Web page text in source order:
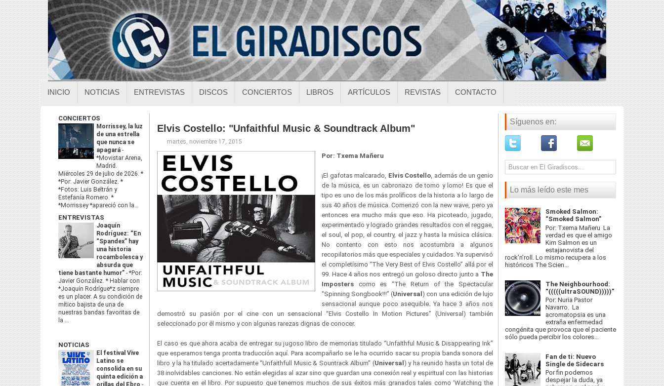
INICIO NOTICIAS ENTREVISTAS DISCOS CONCIERTOS LIBROS ARTÍCULOS REVISTAS CONTACTO
CONCIERTOS
Morrissey, la luz
de una estrella
que nunca se
apagará -
*Movistar Arena,
Madrid.
Miércoles 29 de julio de 2026. *
*Por: Javier González. *
*Fotos: Luis Beltrán y
Estefanía Romero. *
*Morrissey *apareció con la...
ENTREVISTAS
Joaquín
Rodríguez: “En
“Spandex” hay
una historia
rocambolesca y
absurda que
tiene bastante humor” -*Por:
Javier González. * Hablar con
*Joaquín Rodrígue*z siempre
es un placer. A su condición de
mítico bajista de una de
nuestras bandas favoritas de
la ...
NOTICIAS
El festival Vive
Latino se
consolida en su
quinta edición a
orillas del Ebro -
Elvis Costello: "Unfaithful Music & Soundtrack Album"
martes, noviembre 17, 2015
Por: Txema Mañeru
¡El gafotas malcarado, Elvis Costello, además de un genio
de la música, es un cabronazo de tomo y lomo! Es que el
tipo es uno de los más prolíficos de la historia a lo largo de
sus 40 años de música. Comenzó con la new wave, pero ya
entonces era mucho más que eso. Ha picoteado, jugado,
experimentado y logrado grandes resultados con el reggae,
el soul, el pop, el country, el jazz y hasta la música clásica.
No contento con esto nos acostumbra a algunos
recopilatorios más que especiales y cuidados. Ya supervisó
el completísimo “The Very Best of Elvis Costello” allá por el
99. Hace 4 años nos entregó un goloso directo junto a The
Imposters como es “The Return of the Spectacular
"Spinning Songbook!!!” (Universal) con una edición de lujo
sensacional aunque poco asequible. Ya hace 3 años nos
demostró su pasión por el cine con un sensacional “Elvis Costello In Motion Pictures” (Universal) también
seleccionado por él mismo y con algunas rarezas dignas de conocer.
El caso es que ahora acaba de entregar su jugoso libro de memorias titulado “Unfaithful Music & Disappearing Ink”
que esperamos tenga pronta traducción aquí. Para acompañarlo se le ha ocurrido sacar su propia banda sonora del
libro y la ha titulado acertadamente “Unfaithfull Music & Sountrack Album” (Universal ) y ha reunido hasta un total de
38 inolvidables canciones. No están elegidas al azar sino que guardan una conexión real y espiritual con las historias
que cuenta en el libro. Por supuesto que tenemos muchos de sus éxitos más granados tales como ‘Watching the
Síguenos en:
Lo más leído este mes
Smoked Salmon:
“Smoked Salmon”
Por: Txema Mañeru La
verdad es que el amigo
Kim Salmon es un
estajanovista del
rock’n’roll. Lo mismo recupera a los
históricos The Scien...
The Neighbourhood:
“(((((ultraSOUND)))))”
Por: Nuria Pastor
Navarro. La
acromatopsia es una
extraña enfermedad
congénita que provoca que el paciente
sólo pueda percibir los colores...
Fan de ti: Nuevo
Single de Sidecars
Por fin podemos
despejar la duda, ya